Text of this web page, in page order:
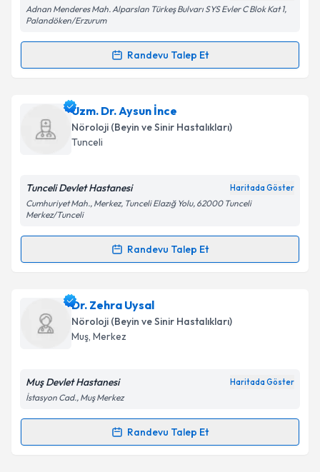
Kişisel verilerimin işlenmesine ilişkinAydınlatma
'ni okudum ve kişisel verilerimin belirtilen
kapsamda işlenmesini kabul ediyorum.
Takvim Talebini Gönder
Adnan Menderes Mah. Alparslan Türkeş Bulvarı SYS Evler C Blok Kat 1,
Palandöken/Erzurum
Randevu Talep Et
Randevu Takvimi Talebi
Uzm. Dr. İhsan Doruiçin randevu takvimi talebi
oluşturun. Size bu uzmandan randevu almanız için bir
takvim hazırlandığında e-posta ile bilgilendireceğiz.
Kişisel verilerimin işlenmesine ilişkinAydınlatma
'ni okudum ve kişisel verilerimin belirtilen
kapsamda işlenmesini kabul ediyorum.
Takvim Talebini Gönder
Uzm. Dr. Aysun İnce
Nöroloji (Beyin ve Sinir Hastalıkları)
Tunceli
Tunceli Devlet Hastanesi Haritada Göster
Cumhuriyet Mah., Merkez, Tunceli Elazığ Yolu, 62000 Tunceli
Merkez/Tunceli
Randevu Talep Et
Randevu Takvimi Talebi
Uzm. Dr. Aysun İnceiçin randevu takvimi talebi
oluşturun. Size bu uzmandan randevu almanız için bir
takvim hazırlandığında e-posta ile bilgilendireceğiz.
Kişisel verilerimin işlenmesine ilişkin
Metni'ni okudum ve kişisel verilerimin belirtilen
Dr. Zehra Uysal
Nöroloji (Beyin ve Sinir Hastalıkları)
Muş, Merkez
Muş Devlet Hastanesi Haritada Göster
İstasyon Cad., Muş Merkez
Randevu Talep Et
Randevu Takvimi Talebi